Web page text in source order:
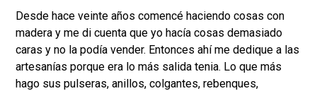
Desde hace veinte años comencé haciendo cosas con
madera y me di cuenta que yo hacía cosas demasiado
caras y no la podía vender. Entonces ahí me dedique a las
artesanías porque era lo más salida tenia. Lo que más
hago sus pulseras, anillos, colgantes, rebenques,